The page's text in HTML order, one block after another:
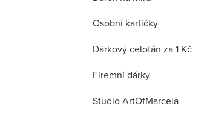
Osobní kartičky
Dárkový celofán za 1 Kč
Firemní dárky
Studio ArtOfMarcela